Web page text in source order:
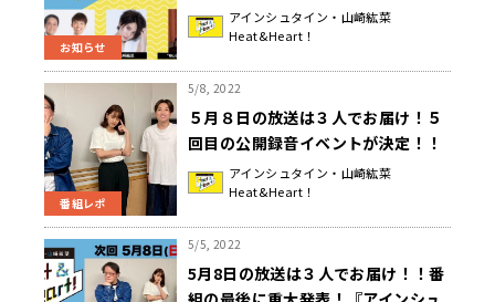
お知らせ
紘菜 Heat&Heart!
アインシュタイン・山崎紘菜
Heat&Heart！
番組レポ
5/8, 2022
５月８日の放送は３人でお届け！５
回目の公開録音イベントが決定！！
『アインシュタイン・山崎紘菜
Heat&Heart!』
アインシュタイン・山崎紘菜
Heat&Heart！
5/5, 2022
5月8日の放送は３人でお届け！！番